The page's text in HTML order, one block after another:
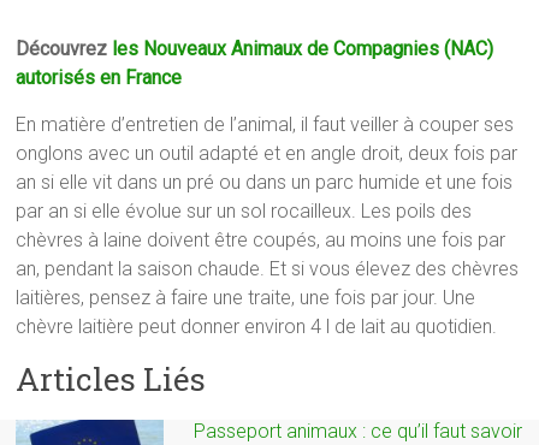
Découvrez les Nouveaux Animaux de Compagnies (NAC)
autorisés en France
En matière d’entretien de l’animal, il faut veiller à couper ses
onglons avec un outil adapté et en angle droit, deux fois par
an si elle vit dans un pré ou dans un parc humide et une fois
par an si elle évolue sur un sol rocailleux. Les poils des
chèvres à laine doivent être coupés, au moins une fois par
an, pendant la saison chaude. Et si vous élevez des chèvres
laitières, pensez à faire une traite, une fois par jour. Une
chèvre laitière peut donner environ 4 l de lait au quotidien.
Articles Liés
Passeport animaux : ce qu’il faut savoir